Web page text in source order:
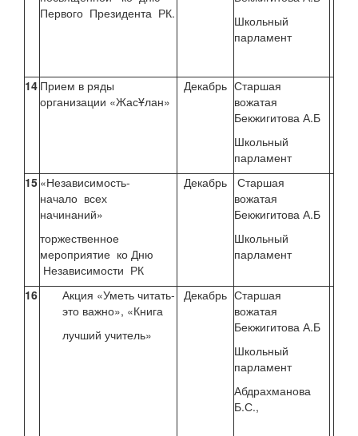
Первого Президента РК.
Школьный
парламент
14 Прием в ряды
организации «ЖасҰлан»
Декабрь Старшая
вожатая
Бекжигитова А.Б
Школьный
парламент
15 «Независимость-
начало всех
начинаний»
торжественное
мероприятие ко Дню
Независимости РК
Декабрь
Старшая
вожатая
Бекжигитова А.Б
Школьный
парламент
16
Акция «Уметь читать-
это важно», «Книга
лучший учитель»
Декабрь Старшая
вожатая
Бекжигитова А.Б
Школьный
парламент
Абдрахманова
Б.С.,